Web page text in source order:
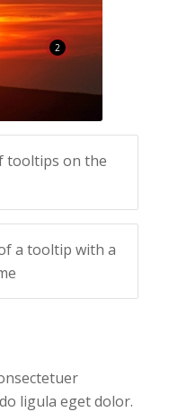
2
tooltips on the
a tooltip with a
ligula eget dolor.